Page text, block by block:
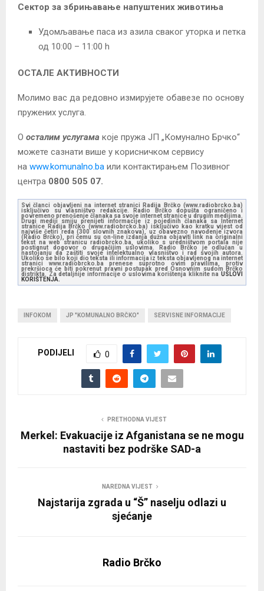
Сектор за збрињавање напуштених животиња
Удомљавање паса из азила сваког уторка и петка
од 10:00 – 11:00 h
ОСТАЛЕ АКТИВНОСТИ
Молимо вас да редовно измирујете обавезе по основу
пружених услуга.
О осталим услугама које пружа ЈП „Комунално Брчко“
можете сазнати више у корисничком сервису
на www.komunalno.ba или контактирањем Позивног
центра 0800 505 07.
Svi članci objavljeni na internet stranici Radija Brčko (www.radiobrcko.ba)
isključivo su vlasništvo redakcije. Radio Brčko dopušta ograničeno i
povremeno prenošenje članaka sa svoje internet stranice u drugim medijima.
Drugi mediji smiju prenijeti informacije iz pojedinih članaka sa Internet
stranice Radija Brčko (www.radiobrcko.ba) isključivo kao kratku vijest od
najviše četiri reda (300 slovnih znakova), uz obavezno navođenje izvora
(Radio Brčko), pri čemu su on-line izdanja dužna objaviti link na originalni
tekst na web stranicu radiobrcko.ba, ukoliko s uredništvom portala nije
postignut dogovor o drugačijim uslovima. Radio Brčko je odlučan u
nastojanju da zaštiti svoje intelektualno vlasništvo i rad svojih autora.
Ukoliko se bilo koji dio teksta ili informacija iz teksta objavljenog na internet
stranici www.radiobrcko.ba prenese suprotno ovim pravilima, protiv
prekršioca će biti pokrenut pravni postupak pred Osnovnim sudom Brčko
distrikta. Za detaljnije informacije o uslovima korištenja kliknite na USLOVI
KORIŠTENJA.
INFOKOM JP "KOMUNALNO BRČKO" SERVISNE INFORMACIJE
PODIJELI 0
PRETHODNA VIJEST
Merkel: Evakuacije iz Afganistana se ne mogu
nastaviti bez podrške SAD-a
NAREDNA VIJEST
Najstarija zgrada u “Š” naselju odlazi u
sjećanje
Radio Brčko